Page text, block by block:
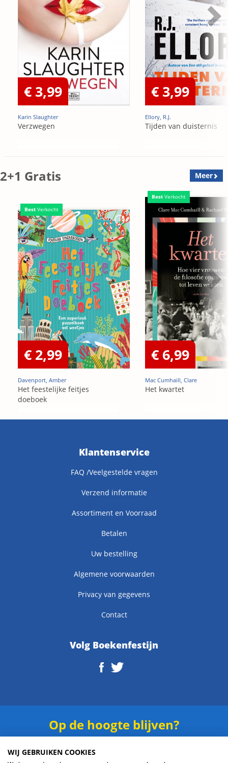
€ 3,99
Karin Slaughter
Verzwegen
€ 3,99
Ellory, R.J.
Tijden van duisternis
2+1 Gratis Meer
Best Verkocht
€ 2,99
Davenport, Amber
Het feestelijke feitjes
doeboek
Best Verkocht
€ 6,99
Mac Cumhaill, Clare
Het kwartet
Klantenservice
FAQ /Veelgestelde vragen
Verzend informatie
Assortiment en Voorraad
Betalen
Uw bestelling
Algemene voorwaarden
Privacy van gegevens
Contact
Volg Boekenfestijn
Op de hoogte blijven?
WIJ GEBRUIKEN COOKIES